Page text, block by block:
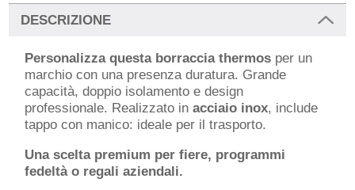
DESCRIZIONE
Personalizza questa borraccia thermos per un
marchio con una presenza duratura. Grande
capacità, doppio isolamento e design
professionale. Realizzato inacciaio inox, include
tappo con manico: ideale per il trasporto.
Una scelta premium per fiere, programmi
fedeltà o regali aziendali.